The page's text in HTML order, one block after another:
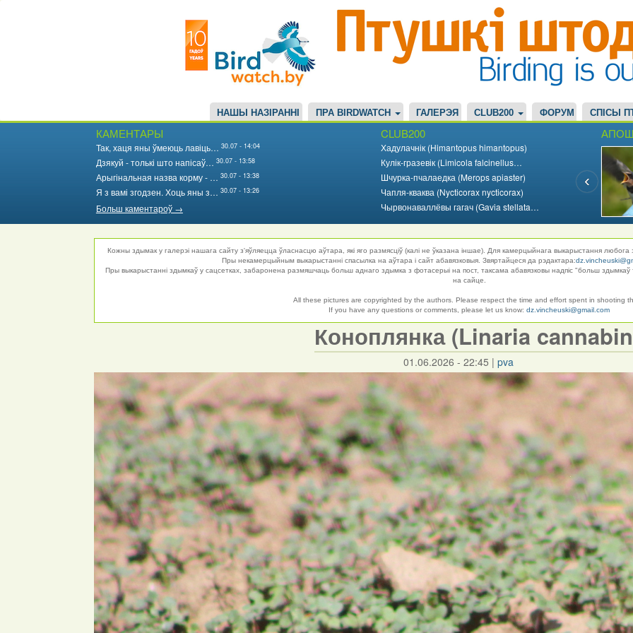
НАШЫ НАЗІРАННІ ПРА BIRDWATCH ГАЛЕРЭЯ CLUB200 ФОРУМ СПІСЫ
КАМЕНТАРЫ
Так, хаця яны ўмеюць лавіць… 30.07 - 14:04
Дзякуй - толькі што напісаў… 30.07 - 13:58
Арыгінальная назва корму - … 30.07 - 13:38
Я з вамі згодзен. Хоць яны з… 30.07 - 13:26
Больш каментароў →
CLUB200
Хадулачнік (Himantopus himantopus)
Кулік-гразевік (Limicola falcinellus…
Шчурка-пчалаедка (Merops apiaster)
Чапля-кваква (Nycticorax nycticorax)
Чырвонаваллёвы гагач (Gavia stellata…
Кожны здымак у галерэі нашага сайту з'яўляецца ўласнасцю аўтара, які яго размясціў (калі не ўказана іншае). Для камерцыйнага выкарыстання
Пры некамерцыйным выкарыстанні спасылка на аўтара і сайт абавязковыя. Звяртайцеся да рэдактара:
Пры выкарыстанні здымкаў у сацсетках, забаронена размяшчаць больш аднаго здымка з фотасерыі на пост, таксама абавязковы надпіс "больш
на сайце.
All these pictures are copyrighted by the authors. Please respect the time and effort spent in shooting
If you have any questions or comments, please let us know:dz.vincheuski@gmail.com
Коноплянка (Linaria
01.06.2026 - 22:45 | pva